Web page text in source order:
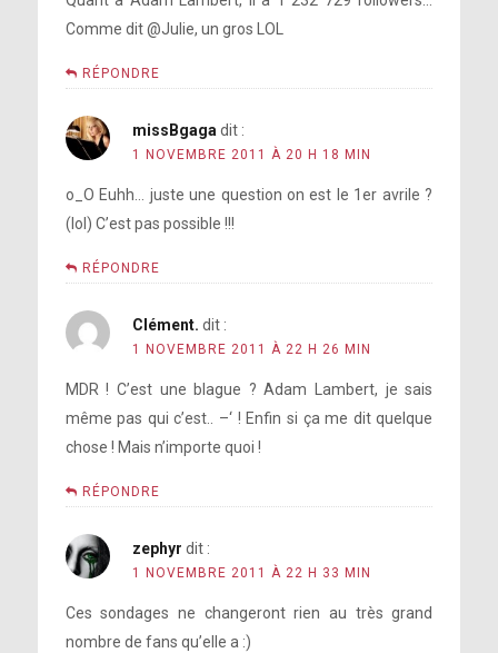
Comme dit @Julie, un gros LOL
RÉPONDRE
missBgaga dit :
1 NOVEMBRE 2011 À 20 H 18 MIN
o_O Euhh… juste une question on est le 1er avrile ?
(lol) C’est pas possible !!!
RÉPONDRE
Clément. dit :
1 NOVEMBRE 2011 À 22 H 26 MIN
MDR ! C’est une blague ? Adam Lambert, je sais
même pas qui c’est.. –‘ ! Enfin si ça me dit quelque
chose ! Mais n’importe quoi !
RÉPONDRE
zephyr dit :
1 NOVEMBRE 2011 À 22 H 33 MIN
Ces sondages ne changeront rien au très grand
nombre de fans qu’elle a :)